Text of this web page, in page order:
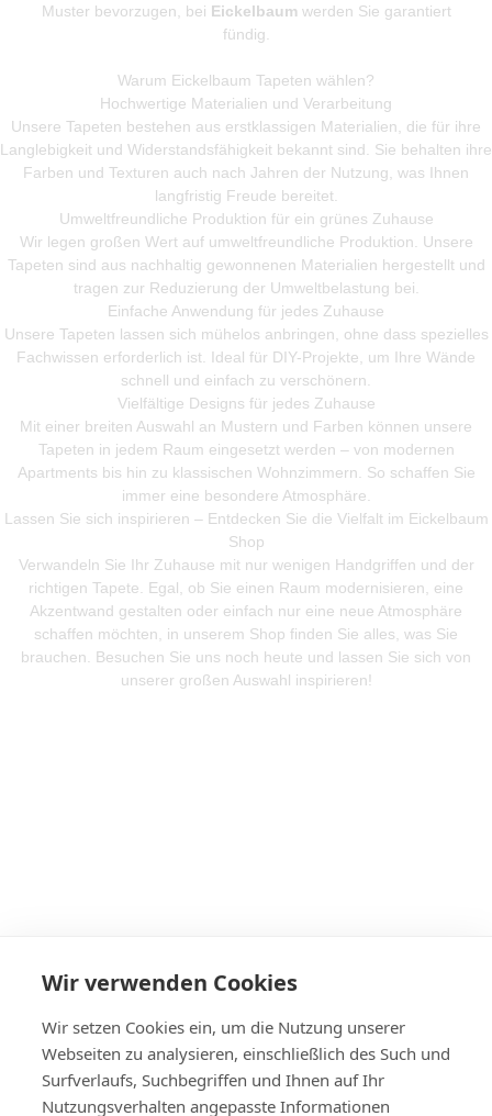
Wir verwenden Cookies
Wir setzen Cookies ein, um die Nutzung unserer
Webseiten zu analysieren, einschließlich des Such und
Surfverlaufs, Suchbegriffen und Ihnen auf Ihr
Nutzungsverhalten angepasste Informationen
Muster bevorzugen, bei Eickelbaum werden Sie garantiert
fündig.
Warum Eickelbaum Tapeten wählen?
Hochwertige Materialien und Verarbeitung
Unsere Tapeten bestehen aus erstklassigen Materialien, die für ihre
Langlebigkeit und Widerstandsfähigkeit bekannt sind. Sie behalten ihre
Farben und Texturen auch nach Jahren der Nutzung, was Ihnen
langfristig Freude bereitet.
Umweltfreundliche Produktion für ein grünes Zuhause
Wir legen großen Wert auf umweltfreundliche Produktion. Unsere
Tapeten sind aus nachhaltig gewonnenen Materialien hergestellt und
tragen zur Reduzierung der Umweltbelastung bei.
Einfache Anwendung für jedes Zuhause
Unsere Tapeten lassen sich mühelos anbringen, ohne dass spezielles
Fachwissen erforderlich ist. Ideal für DIY-Projekte, um Ihre Wände
schnell und einfach zu verschönern.
Vielfältige Designs für jedes Zuhause
Mit einer breiten Auswahl an Mustern und Farben können unsere
Tapeten in jedem Raum eingesetzt werden – von modernen
Apartments bis hin zu klassischen Wohnzimmern. So schaffen Sie
immer eine besondere Atmosphäre.
Lassen Sie sich inspirieren – Entdecken Sie die Vielfalt im Eickelbaum
Shop
Verwandeln Sie Ihr Zuhause mit nur wenigen Handgriffen und der
richtigen Tapete. Egal, ob Sie einen Raum modernisieren, eine
Akzentwand gestalten oder einfach nur eine neue Atmosphäre
schaffen möchten, in unserem Shop finden Sie alles, was Sie
brauchen. Besuchen Sie uns noch heute und lassen Sie sich von
unserer großen Auswahl inspirieren!